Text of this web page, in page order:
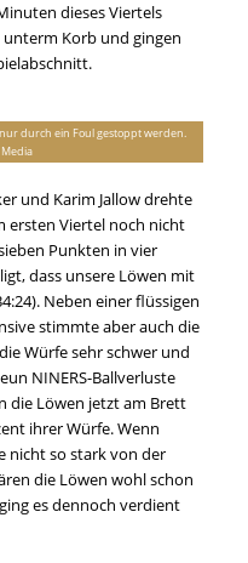
dieses Viertels
Korb und gingen
durch ein Foul gestoppt werden.
Media
und Karim Jallow drehte
ersten Viertel noch nicht
Punkten in vier
dass unsere Löwen mit
Neben einer flüssigen
stimmte aber auch die
Würfe sehr schwer und
NINERS-Ballverluste
die Löwen jetzt am Brett
ihrer Würfe. Wenn
nicht so stark von der
die Löwen wohl schon
es dennoch verdient